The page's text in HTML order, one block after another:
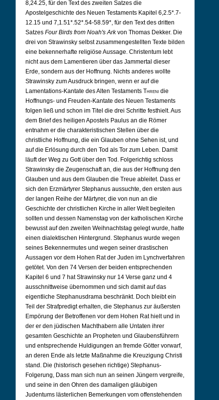
8,24.25, für den Text des zweiten Satzes die
Apostelgeschichte des Neuen Testaments Kapitel 6,2.5*.7-
12.15 und 7,1.51*.52*.54-58.59*, für den Text des dritten
Satzes Four Birds from Noah's Arkvon Thomas Dekker. Die
drei von Strawinsky selbst zusammengestellten Texte bilden
eine bekennerhafte religiöse Aussage. Christentum lebt
nicht aus dem Lamentieren über das Jammertal dieser
Erde, sondern aus der Hoffnung. Nichts anderes wollte
Strawinsky zum Ausdruck bringen, wenn er auf die
Lamentations-Kantate des Alten Testaments Threni die
Hoffnungs- und Freuden-Kantate des Neuen Testaments
folgen ließ und schon im Titel die drei Schritte festhielt. Aus
dem Brief des heiligen Apostels Paulus an die Römer
entnahm er die charakteristischen Stellen über die
christliche Hoffnung, die ein Glauben ohne Sehen ist, und
auf die Erlösung durch den Tod als Tor zum Leben. Damit
läuft der Weg zu Gott über den Tod. Folgerichtig schloss
Strawinsky die Zeugenschaft an, die aus der Hoffnung den
Glauben und aus dem Glauben die Treue ableitet. Dass er
sich den Erzmärtyrer Stephanus aussuchte, den ersten aus
der langen Reihe der Märtyrer, die von nun an die
Geschichte der christlichen Kirche in aller Welt begleiten
sollten und dessen Namenstag von der katholischen Kirche
bewusst auf den zweiten Weihnachtstag gelegt wurde, hatte
einen dialektischen Hintergrund. Stephanus wurde wegen
seines Bekennermutes und wegen seiner drastischen
Aussagen vor dem Hohen Rat der Juden im Lynchverfahren
getötet. Von den 74 Versen der beiden entsprechenden
Kapitel 6 und 7 hat Strawinsky nur 14 Verse ganz und 4
ausschnittweise übernommen und sich damit auf das
eigentliche Stephanusdrama beschränkt. Doch bleibt ein
Teil der Strafpredigt erhalten, die Stephanus zur äußersten
Empörung der Betroffenen vor dem Hohen Rat hielt und in
der er den jüdischen Machthabern alle Untaten ihrer
gesamten Geschichte an Propheten und Glaubensführern
und entsprechende Huldigungen an fremde Götter vorwarf,
an deren Ende als letzte Maßnahme die Kreuzigung Christi
stand. Die (historisch gesehen richtige) Stephanus-
Folgerung, Dass man sich nun an seinen Jüngern vergreife,
und seine in den Ohren des damaligen gläubigen
Judentums lästerlichen Bemerkungen vom offenstehenden